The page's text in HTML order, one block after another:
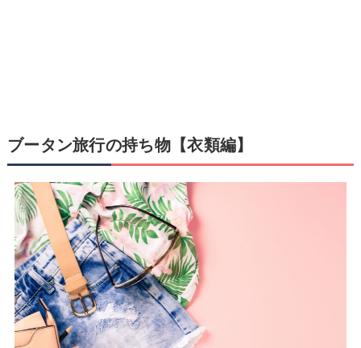
ブータン旅行の持ち物【衣類編】